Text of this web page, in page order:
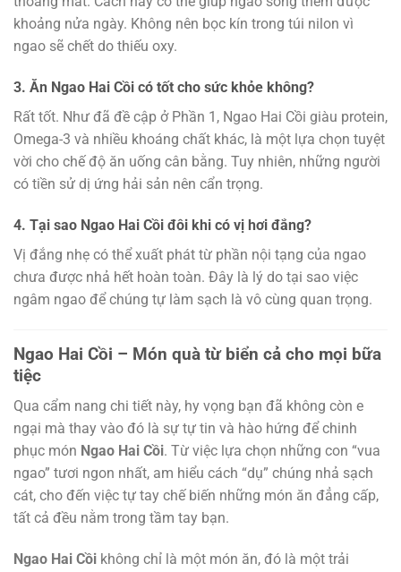
khoảng nửa ngày. Không nên bọc kín trong túi nilon vì
ngao sẽ chết do thiếu oxy.
3. Ăn Ngao Hai Cồi có tốt cho sức khỏe không?
Rất tốt. Như đã đề cập ở Phần 1, Ngao Hai Cồi giàu protein,
Omega-3 và nhiều khoáng chất khác, là một lựa chọn tuyệt
vời cho chế độ ăn uống cân bằng. Tuy nhiên, những người
có tiền sử dị ứng hải sản nên cẩn trọng.
4. Tại sao Ngao Hai Cồi đôi khi có vị hơi đắng?
Vị đắng nhẹ có thể xuất phát từ phần nội tạng của ngao
chưa được nhả hết hoàn toàn. Đây là lý do tại sao việc
ngâm ngao để chúng tự làm sạch là vô cùng quan trọng.
Ngao Hai Cồi – Món quà từ biển cả cho mọi bữa
tiệc
Qua cẩm nang chi tiết này, hy vọng bạn đã không còn e
ngại mà thay vào đó là sự tự tin và hào hứng để chinh
phục món Ngao Hai Cồi. Từ việc lựa chọn những con “vua
ngao” tươi ngon nhất, am hiểu cách “dụ” chúng nhả sạch
cát, cho đến việc tự tay chế biến những món ăn đẳng cấp,
tất cả đều nằm trong tầm tay bạn.
Ngao Hai Cồi không chỉ là một món ăn, đó là một trải